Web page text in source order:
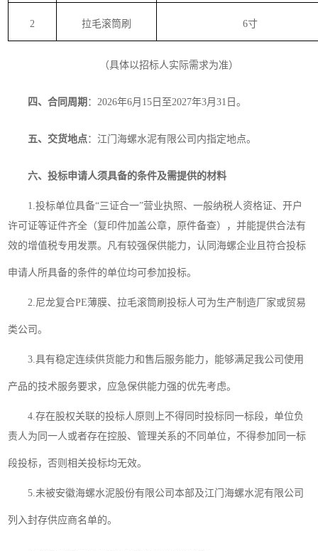
2 拉毛滚筒刷 6寸
（具体以招标人实际需求为准）
四、合同周期 ：2026年6月 15 日至2027年3月31日。
五、交货地点： 江门海螺水泥有限公司内指定地点。
六、投标申请人须具备的条件及需提供的材料
1.投标单位具备“三证合一”营业执照、一般纳税人资格证、开户
许可证等证件齐全（复印件加盖公章，原件备查），并能提供合法有
效的增值税专用发票。凡有较强保供能力，认同海螺企业且符合投标
申请人所具备的条件的单位均可参加投标。
2.尼龙复合PE薄膜、拉毛滚筒刷投标人可为生产制造厂家或贸易
类公司。
3.具有稳定连续供货能力和售后服务能力，能够满足我公司使用
产品的技术服务要求，应急保供能力强的优先考虑。
4.存在股权关联的投标人原则上不得同时投标同一标段，单位负
责人为同一人或者存在控股、管理关系的不同单位，不得参加 同一标
段投标，否则相关投标均无效。
5.未被安徽海螺水泥股份有限公司本部及江门海螺水泥有限公司
列入封存供应商名单的。